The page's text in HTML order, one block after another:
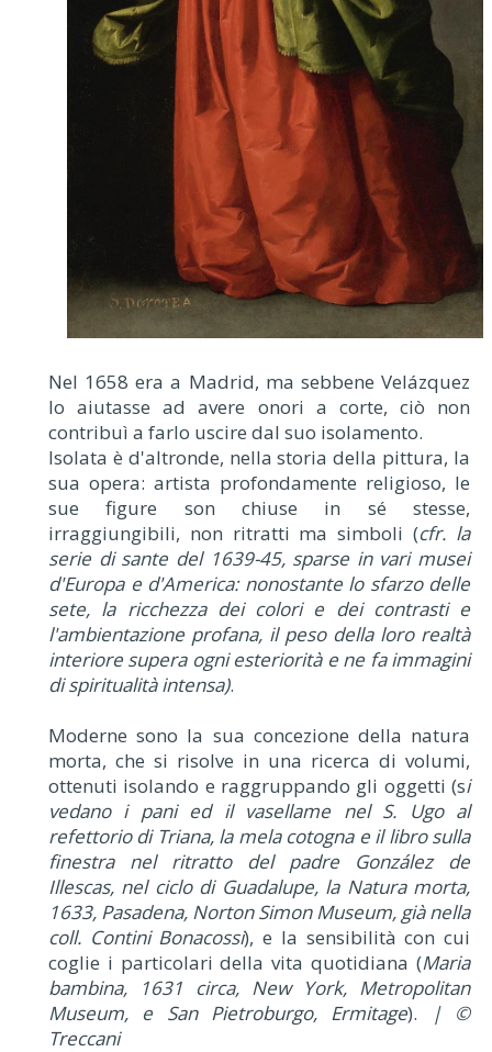
Nel 1658 era a Madrid, ma sebbene Velázquez
lo aiutasse ad avere onori a corte, ciò non
contribuì a farlo uscire dal suo isolamento.
Isolata è d'altronde, nella storia della pittura, la
sua opera: artista profondamente religioso, le
sue figure son chiuse in sé stesse,
irraggiungibili, non ritratti ma simboli (cfr. la
serie di sante del 1639-45, sparse in vari musei
d'Europa e d'America: nonostante lo sfarzo delle
sete, la ricchezza dei colori e dei contrasti e
l'ambientazione profana, il peso della loro realtà
interiore supera ogni esteriorità e ne fa immagini
di spiritualità intensa).
Moderne sono la sua concezione della natura
morta, che si risolve in una ricerca di volumi,
ottenuti isolando e raggruppando gli oggetti (si
vedano i pani ed il vasellame nel S. Ugo al
refettorio di Triana, la mela cotogna e il libro sulla
finestra nel ritratto del padre González de
Illescas, nel ciclo di Guadalupe, la Natura morta,
1633, Pasadena, Norton Simon Museum, già nella
coll. Contini Bonacossi), e la sensibilità con cui
coglie i particolari della vita quotidiana (Maria
bambina, 1631 circa, New York, Metropolitan
Museum, e San Pietroburgo, Ermitage). | ©
Treccani